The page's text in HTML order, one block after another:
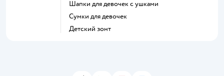
Шапки для девочек с ушками
Сумки для девочек
Детский зонт